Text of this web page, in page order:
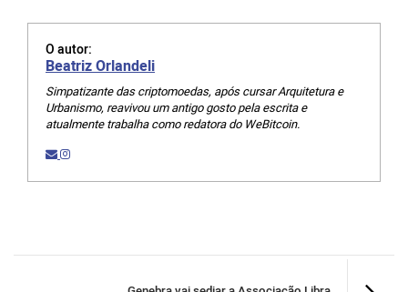
O autor:
Beatriz Orlandeli
Simpatizante das criptomoedas, após cursar Arquitetura e
Urbanismo, reavivou um antigo gosto pela escrita e
atualmente trabalha como redatora do WeBitcoin.